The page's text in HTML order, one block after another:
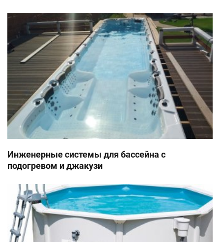
Инженерные системы для бассейна с
подогревом и джакузи